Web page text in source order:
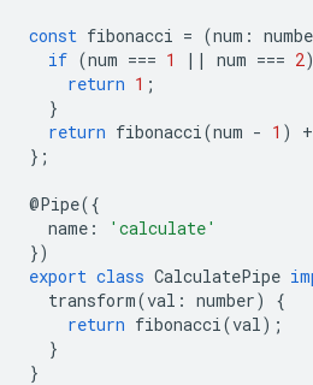
const fibonacci = (num :
if (num === 1 || num === 2)
return 1 ;
}
return fibonacci (num - 1 ) +
};
@Pipe({
name :
'calculate'
})
export class CalculatePipe
transform(val : number)
{
return fibonacci (val );
}
}